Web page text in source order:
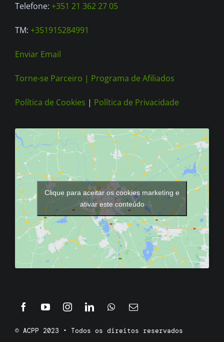
Telefone: +351 21 362 27 05
TM: +351915284991
Enviar Email
Torne-se Parceiro | Programa de Afiliados
Política de Cookies | Política de Privacidade
Clique para aceitar os cookies marketing e
ativar este conteúdo
© ACPP 2023 • Todos os direitos reservados